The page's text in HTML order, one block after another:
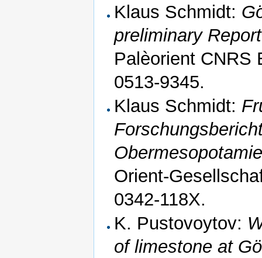
Klaus Schmidt:
preliminary
Palèorient CNRS
0513-9345.
Klaus Schmidt:
Orient-
0342-118X.
K. Pustovoytov:
of limestone at